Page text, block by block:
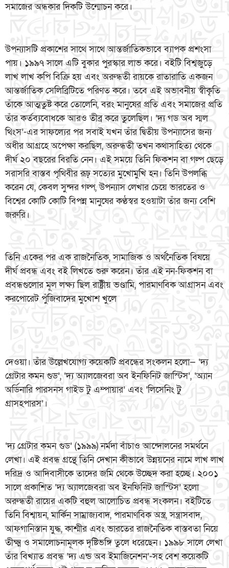
সমাজের অন্ধকার দিকটি উন্মোচন করে।
উপন্যাসটি প্রকাশের সাথে সাথে আন্তর্জাতিকভাবে ব্যাপক প্রশংসা
পায়। ১৯৯৭ সালে এটি বুকার পুরস্কার লাভ করে। বইটি বিশ্বজুড়ে
লাখ লাখ কপি বিক্রি হয় এবং অরুন্ধতী রায়কে রাতারাতি একজন
আন্তর্জাতিক সেলিব্রিটিতে পরিণত করে। তবে এই অভাবনীয় স্বীকৃতি
তাঁকে আত্মতুষ্ট করে তোলেনি, বরং মানুষের প্রতি এবং সমাজের প্রতি
তাঁর কর্তব্যবোধকে আরও তীব্র করে তুলেছিল। ‘দ্য গড অব স্মল
থিংস’-এর সাফল্যের পর সবাই যখন তাঁর দ্বিতীয় উপন্যাসের জন্য
অধীর আগ্রহে অপেক্ষা করছিল, অরুন্ধতী তখন কথাসাহিত্য থেকে
দীর্ঘ ২০ বছরের বিরতি নেন। এই সময়ে তিনি ফিকশন বা গল্প ছেড়ে
সরাসরি বাস্তব পৃথিবীর রূঢ় সত্যের মুখোমুখি হন। তিনি উপলব্ধি
করেন যে, কেবল সুন্দর গল্প, উপন্যাস লেখার চেয়ে ভারতের ও
বিশ্বের কোটি কোটি বিপন্ন মানুষের কণ্ঠস্বর হওয়াটা তাঁর জন্য বেশি
জরুরি।
তিনি একের পর এক রাজনৈতিক, সামাজিক ও অর্থনৈতিক বিষয়ে
দীর্ঘ প্রবন্ধ এবং বই লিখতে শুরু করেন। তাঁর এই নন-ফিকশন বা
প্রবন্ধগুলোর মূল লক্ষ্য ছিল রাষ্ট্রীয় ভণ্ডামি, পারমাণবিক আগ্রাসন এবং
করপোরেট পুঁজিবাদের মুখোশ খুলে
দেওয়া। তাঁর উল্লেখযোগ্য কয়েকটি প্রবন্ধের সংকলন হলো— ‘দ্য
গ্রেটার কমন গুড’, ‘দ্য অ্যালজেবরা অব ইনফিনিট জাস্টিস’, ‘অ্যান
অর্ডিনারি পারসনস গাইড টু এম্পায়ার’ এবং ‘লিসেনিং টু
গ্রাসহপারস’।
‘দ্য গ্রেটার কমন গুড’ (১৯৯৯) নর্মদা বাঁচাও আন্দোলনের সমর্থনে
লেখা। এই প্রবন্ধ গ্রন্থে তিনি দেখান কীভাবে উন্নয়নের নামে লাখ লাখ
দরিদ্র ও আদিবাসীকে তাদের জমি থেকে উচ্ছেদ করা হচ্ছে। ২০০১
সালে প্রকাশিত ‘দ্য অ্যালজেবরা অব ইনফিনিট জাস্টিস’ হলো
অরুন্ধতী রায়ের একটি বহুল আলোচিত প্রবন্ধ সংকলন। বইটিতে
তিনি বিশ্বায়ন, মার্কিন সাম্রাজ্যবাদ, পারমাণবিক অস্ত্র, সন্ত্রাসবাদ,
আফগানিস্তান যুদ্ধ, কাশ্মীর এবং ভারতের রাজনৈতিক বাস্তবতা নিয়ে
তীক্ষ্ম ও সমালোচনামূলক দৃষ্টিভঙ্গি তুলে ধরেছেন। ১৯৯৮ সালে লেখা
তাঁর বিখ্যাত প্রবন্ধ ‘দ্য এন্ড অব ইমাজিনেশন’-সহ বেশ কয়েকটি